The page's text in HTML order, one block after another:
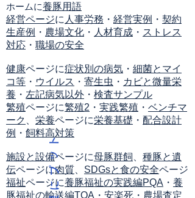
ホームに養豚用語
経営ページに 人事労務 ・ 経営実例 ・ 契約
生産例 ・ 農場文化 ・ 人材育成 ・ ストレス
対応 ・ 職場の安全
健康ページに症状別の病気 ・ 細菌とマイ
コ等 ・ ウイルス ・ 寄生虫 ・ カビと微量栄
養 ・ 左記病気以外 ・ 検査サンプル
繁殖ページに繁殖2 ・ 実践繁殖 ・ ベンチマ
ーク
栄養ページに栄養基礎 ・ 配合設計
例 ・ 飼料高対策
施設と設備ページに母豚群飼
種豚と遺
伝ページに肉質 SDGsと食の安全ページ
福祉ページに養豚福祉の実践編PQA ・ 養
豚福祉の輸送編TQA ・ 安楽死 ・ 農場査定
ト
ッ
プ
に